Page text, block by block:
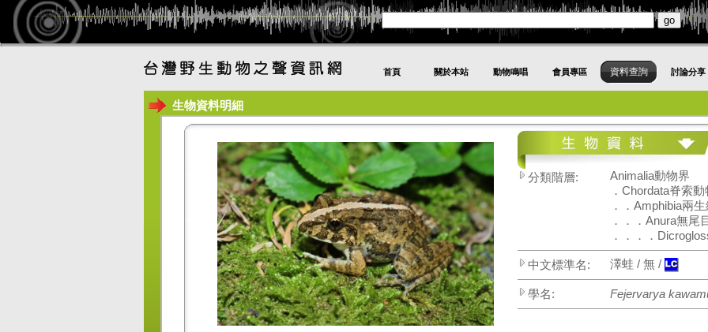
首頁 關於本站 動物鳴唱 會員專區 資料查詢 討論分享
生物資料明細
分類階層:
Animalia動物界
．Chordata脊索
．．Amphibia兩
．．．Anura無尾
．．．．
中文標準名: 澤蛙 / 無 /
學名: Fejervarya